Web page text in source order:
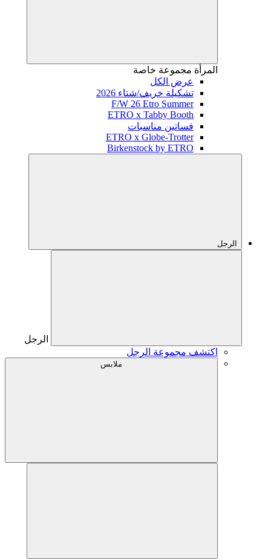
المرأة مجموعة خاصة
عرض الكل
تشكيلة خريف/شتاء 2026
F/W 26 Etro Summer
ETRO x Tabby Booth
فساتين مناسبات
ETRO x Globe-Trotter
Birkenstock by ETRO
الرجل
الرجل
اكتشف مجموعة الرجل
ملابس